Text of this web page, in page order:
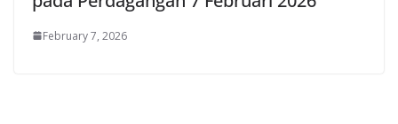
February 7, 2026